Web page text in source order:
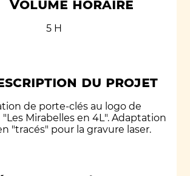
Volume horaire
5 H
du projet
de porte-clés au logo de
"Les Mirabelles en 4L". Adaptation
"tracés" pour la gravure laser.